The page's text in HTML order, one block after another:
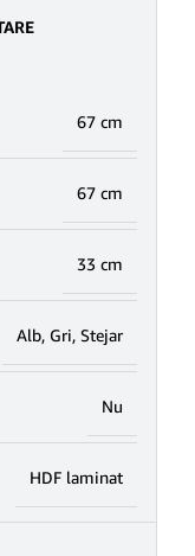
67 cm
67 cm
33 cm
Alb, Gri, Stejar
Nu
HDF laminat